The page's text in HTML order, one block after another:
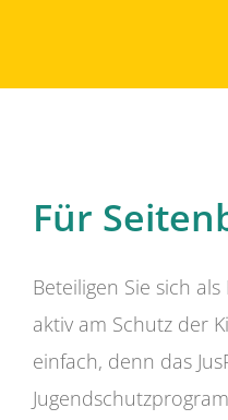
Für
Beteiligen Sie sich
aktiv am Schutz der
einfach, denn das